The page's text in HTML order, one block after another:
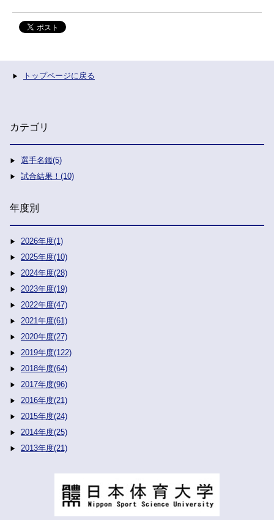
トップページに戻る
カテゴリ
選手名鑑(5)
試合結果！(10)
年度別
2026年度(1)
2025年度(10)
2024年度(28)
2023年度(19)
2022年度(47)
2021年度(61)
2020年度(27)
2019年度(122)
2018年度(64)
2017年度(96)
2016年度(21)
2015年度(24)
2014年度(25)
2013年度(21)